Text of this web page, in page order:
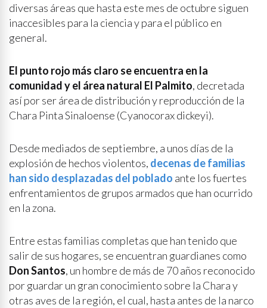
diversas áreas que hasta este mes de octubre siguen
inaccesibles para la ciencia y para el público en
general.
El punto rojo más claro se encuentra en la
comunidad y el área natural El Palmito, decretada
así por ser área de distribución y reproducción de la
Chara Pinta Sinaloense (Cyanocorax dickeyi).
Desde mediados de septiembre, a unos días de la
explosión de hechos violentos, decenas de familias
han sido desplazadas del poblado ante los fuertes
enfrentamientos de grupos armados que han ocurrido
en la zona.
Entre estas familias completas que han tenido que
salir de sus hogares, se encuentran guardianes como
Don Santos, un hombre de más de 70 años reconocido
por guardar un gran conocimiento sobre la Chara y
otras aves de la región, el cual, hasta antes de la narco